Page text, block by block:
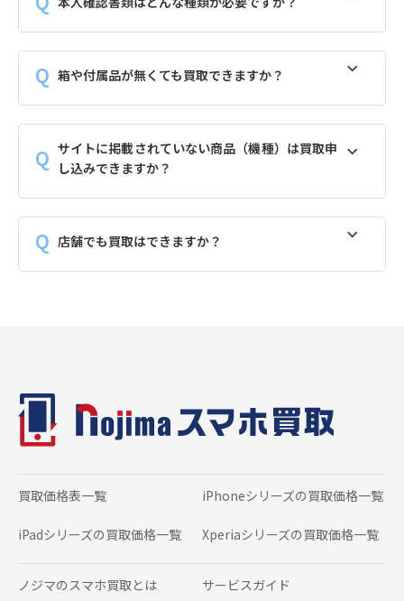
箱や付属品が無くても買取できますか？
サイトに掲載されていない商品（機種）は買取申
し込みできますか？
店舗でも買取はできますか？
買取価格表一覧 iPhoneシリーズの 買取価格一覧
iPadシリーズの 買取価格一覧 Xperiaシリーズの 買取価格一覧
ノジマのスマホ買取とは サービスガイド